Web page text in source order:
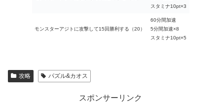
スタミナ10pt×3
モンスターアジトに攻撃して15回勝利する（20）
60分間加速
5分間加速×8
スタミナ10pt×5
攻略 パズル&カオス
スポンサーリンク